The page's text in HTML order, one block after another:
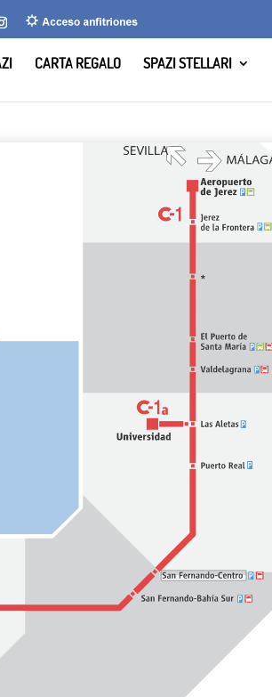
CARTA REGALO SPAZI STELLARI